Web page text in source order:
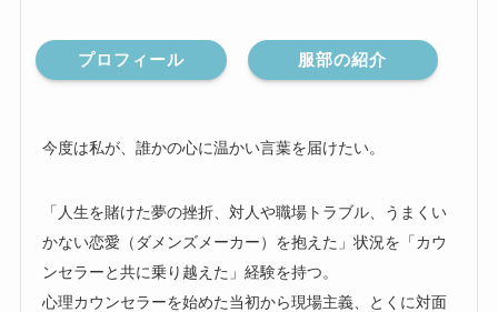
プロフィール 服部の紹介
今度は私が、誰かの心に温かい言葉を届けたい。
「人生を賭けた夢の挫折、対人や職場トラブル、うまくい
かない恋愛（ダメンズメーカー）を抱えた」状況を「カウ
ンセラーと共に乗り越えた」経験を持つ。
心理カウンセラーを始めた当初から現場主義、とくに対面